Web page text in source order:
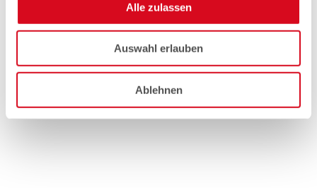
Alle zulassen
Auswahl erlauben
Ablehnen